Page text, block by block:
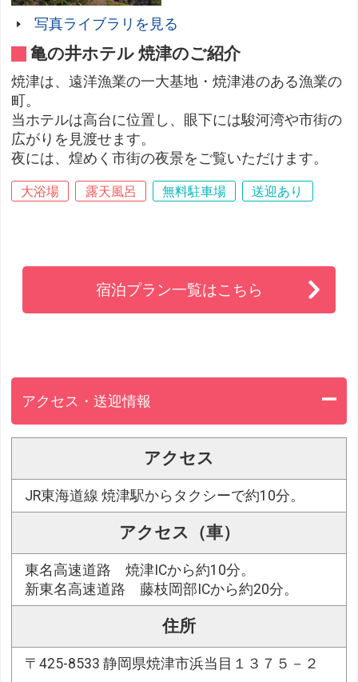
写真ライブラリを見る
亀の井ホテル 焼津のご紹介
焼津は、遠洋漁業の一大基地・焼津港のある漁業の
町。
当ホテルは高台に位置し、眼下には駿河湾や市街の
広がりを見渡せます。
夜には、煌めく市街の夜景をご覧いただけます。
大浴場 露天風呂 無料駐車場 送迎あり
宿泊プラン一覧はこちら
アクセス・送迎情報
アクセス
JR東海道線 焼津駅からタクシーで約10分。
アクセス（車）
東名高速道路 焼津ICから約10分。
新東名高速道路 藤枝岡部ICから約20分。
住所
〒425-8533 静岡県焼津市浜当目１３７５－２